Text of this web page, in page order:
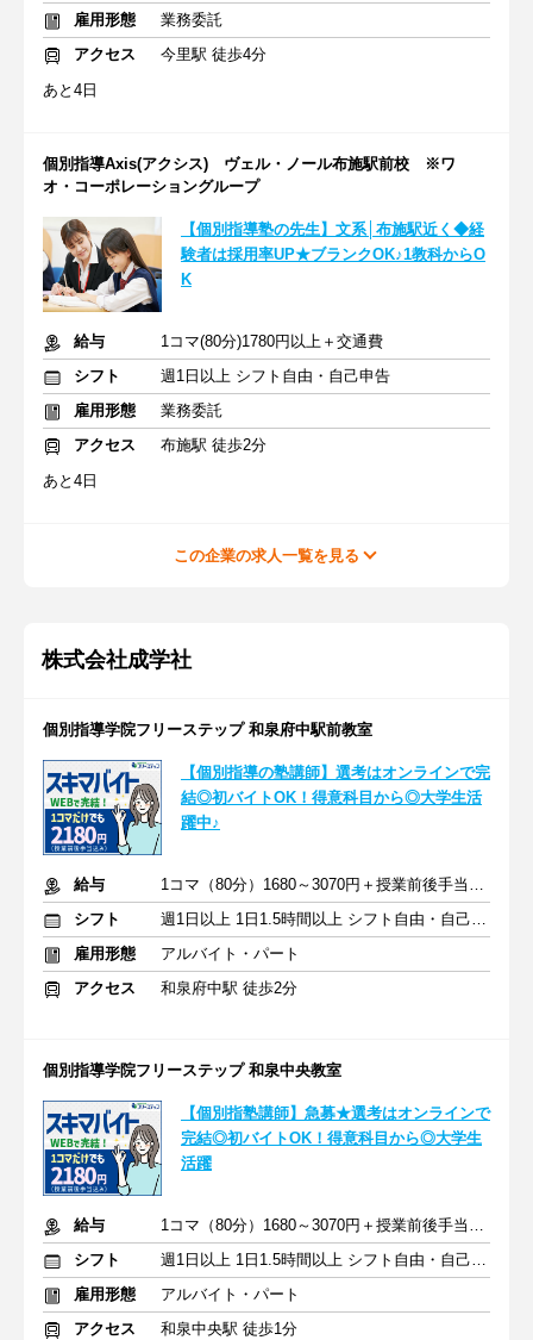
雇用形態
業務委託
アクセス
今里駅 徒歩4分
あと4日
個別指導Axis(アクシス) ヴェル・ノール布施駅前校 ※ワ
オ・コーポレーショングループ
【個別指導塾の先生】文系│布施駅近く◆経
験者は採用率UP★ブランクOK♪1教科からO
K
給与
1コマ(80分)1780円以上＋交通費
シフト
週1日以上 シフト自由・自己申告
雇用形態
業務委託
アクセス
布施駅 徒歩2分
あと4日
この企業の求人一覧を見る
株式会社成学社
個別指導学院フリーステップ 和泉府中駅前教室
【個別指導の塾講師】選考はオンラインで完
結◎初バイトOK！得意科目から◎大学生活
躍中♪
給与
1コマ（80分）1680～3070円＋授業前後手当500円＋交通費全額支給
シフト
週1日以上 1日1.5時間以上 シフト自由・自己申告
雇用形態
アルバイト・パート
アクセス
和泉府中駅 徒歩2分
個別指導学院フリーステップ 和泉中央教室
【個別指塾講師】急募★選考はオンラインで
完結◎初バイトOK！得意科目から◎大学生
活躍
給与
1コマ（80分）1680～3070円＋授業前後手当500円＋交通費全額支給
シフト
週1日以上 1日1.5時間以上 シフト自由・自己申告
雇用形態
アルバイト・パート
アクセス
和泉中央駅 徒歩1分